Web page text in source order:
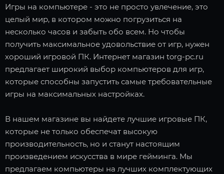
Игры на компьютере - это не просто увлечение, это
целый мир, в котором можно погрузиться на
несколько часов и забыть обо всем. Но чтобы
получить максимальное удовольствие от игр, нужен
хороший игровой ПК. Интернет магазин torg-pc.ru
предлагает широкий выбор компьютеров для игр,
которые способны запустить самые требовательные
игры на максимальных настройках.
В нашем магазине вы найдете лучшие игровые ПК,
которые не только обеспечат высокую
производительность, но и станут настоящим
произведением искусства в мире гейминга. Мы
предлагаем компьютеры на лучших комплектующих